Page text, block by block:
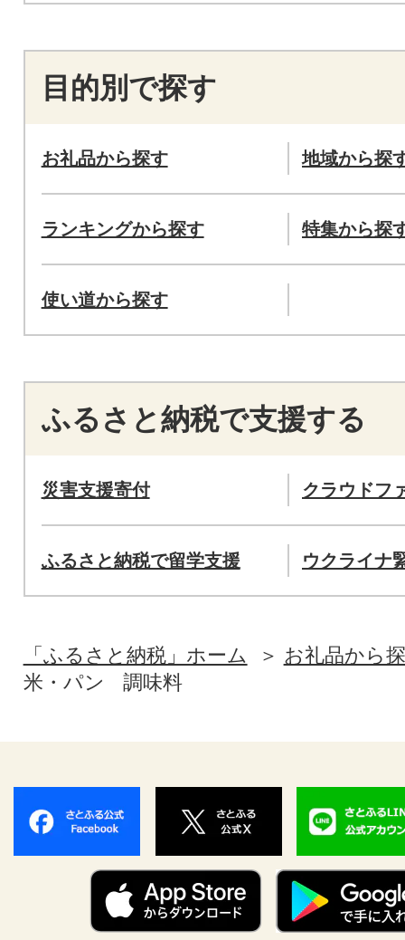
目的別で探す
お礼品から探す 地域から探
ランキングから探す 特集から探
使い道から探す
ふるさと納税で支援する
災害支援寄付 クラウドフ
ふるさと納税で留学支援 ウクライナ
「ふるさと納税」ホーム
お礼品から
米・パン
調味料